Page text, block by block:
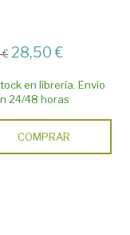
28,50 €
en librería. Envío
24/48 horas
COMPRAR